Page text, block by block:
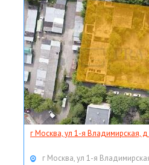
г Москва, ул 1-я Владимирская, д
г Москва, ул 1-я